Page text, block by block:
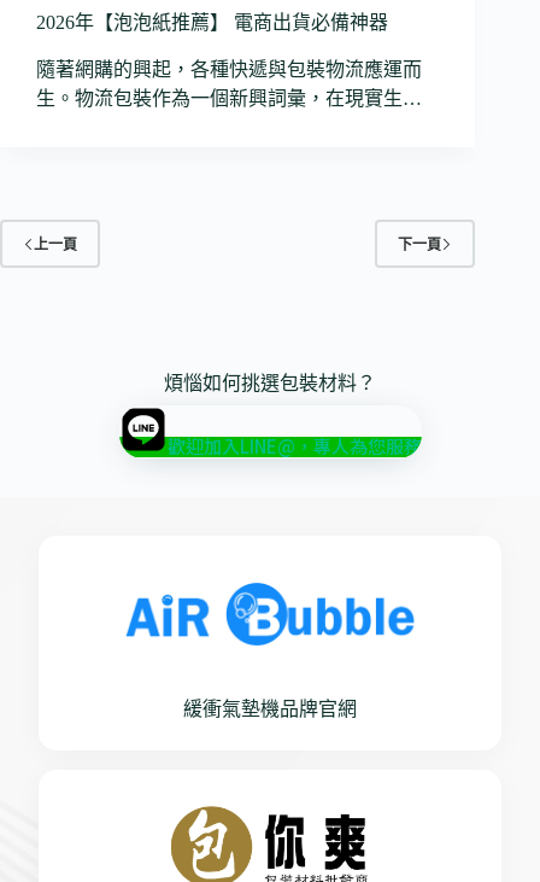
2026年【泡泡紙推薦】 電商出貨必備神器
隨著網購的興起，各種快遞與包裝物流應運而
生。物流包裝作為一個新興詞彙，在現實生…
上一頁 下一頁
煩惱如何挑選包裝材料？
歡迎加入LINE@，專人為您服務
緩衝氣墊機品牌官網